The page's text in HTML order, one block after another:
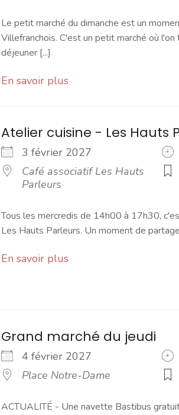
Le petit marché du dimanche est un
Villefranchois. C'est un petit marché où
déjeuner [...]
En savoir plus
Atelier cuisine - Les Hauts
3 février 2027
Café associatif Les Hauts
Parleurs
Tous les mercredis de 14h00 à 17h30,
Les Hauts Parleurs. Un moment de
En savoir plus
Grand marché du jeudi
4 février 2027
Place Notre-Dame
ACTUALITÉ - Une navette Bastibus